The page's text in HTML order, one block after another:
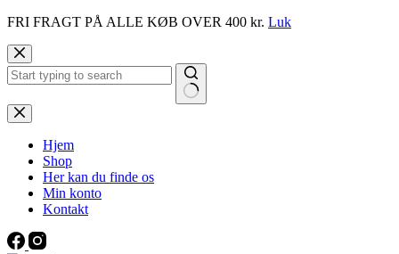
FRI FRAGT PÅ ALLE KØB OVER 400 kr. Luk
Fortsæt
til
indhold
Ingen
resultater
Hjem
Shop
Her kan du finde os
Min konto
Kontakt